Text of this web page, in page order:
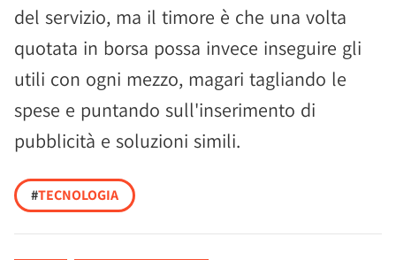
del servizio, ma il timore è che una volta
quotata in borsa possa invece inseguire gli
utili con ogni mezzo, magari tagliando le
spese e puntando sull'inserimento di
pubblicità e soluzioni simili.
#TECNOLOGIA